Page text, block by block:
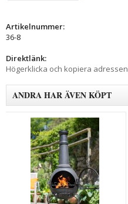
Artikelnummer:
36-8
Direktlänk:
Högerklicka och kopiera adressen
ANDRA HAR ÄVEN KÖPT